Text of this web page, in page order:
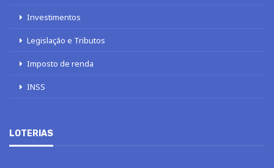
Investimentos
Legislação e Tributos
Imposto de renda
INSS
LOTERIAS